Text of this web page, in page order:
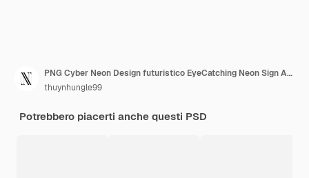
PNG Cyber Neon Design futuristico EyeCatching Neon Sign Art per la pubblicità e il marketing digitale
thuynhungle99
Potrebbero piacerti anche questi PSD